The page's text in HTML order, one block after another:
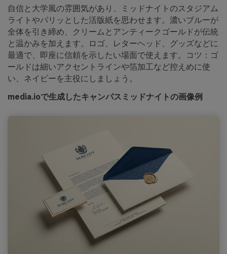
自信と大学風の雰囲気があり、ミッドナイトのスタジアム
ライトやパリッとした活版紙を思わせます。濃いブルーが
全体を引き締め、クリームとアンティークゴールドが伝統
と温かみを加えます。ロゴ、レターヘッド、グッズなどに
最適で、即座に信頼を示したい場面で使えます。コツ：ゴ
ールドは細いアクセントラインや箔加工など控えめに使
い、ネイビーを主役にしましょう。
media.ioで生成したキャンパスミッドナイトの画像例